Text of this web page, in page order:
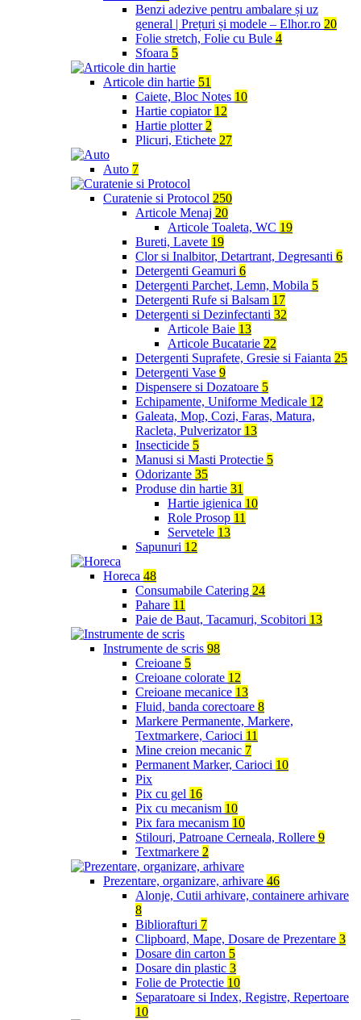
Benzi adezive pentru ambalare și uz
general | Prețuri și modele – Elhor.ro 20
Folie stretch, Folie cu Bule 4
Sfoara 5
Articole din hartie 51
Caiete, Bloc Notes 10
Hartie copiator 12
Hartie plotter 2
Plicuri, Etichete 27
Auto 7
Curatenie si Protocol 250
Articole Menaj 20
Articole Toaleta, WC 19
Bureti, Lavete 19
Clor si Inalbitor, Detartrant, Degresanti 6
Detergenti Geamuri 6
Detergenti Parchet, Lemn, Mobila 5
Detergenti Rufe si Balsam 17
Detergenti si Dezinfectanti 32
Articole Baie 13
Articole Bucatarie 22
Detergenti Suprafete, Gresie si Faianta 25
Detergenti Vase 9
Dispensere si Dozatoare 5
Echipamente, Uniforme Medicale 12
Galeata, Mop, Cozi, Faras, Matura,
Racleta, Pulverizator 13
Insecticide 5
Manusi si Masti Protectie 5
Odorizante 35
Produse din hartie 31
Hartie igienica 10
Role Prosop 11
Servetele 13
Sapunuri 12
Horeca 48
Consumabile Catering 24
Pahare 11
Paie de Baut, Tacamuri, Scobitori 13
Instrumente de scris 98
Creioane 5
Creioane colorate 12
Creioane mecanice 13
Fluid, banda corectoare 8
Markere Permanente, Markere,
Textmarkere, Carioci 11
Mine creion mecanic 7
Permanent Marker, Carioci 10
Pix
Pix cu gel 16
Pix cu mecanism 10
Pix fara mecanism 10
Stilouri, Patroane Cerneala, Rollere 9
Textmarkere 2
Prezentare, organizare, arhivare 46
Alonje, Cutii arhivare, containere arhivare
8
Bibliorafturi 7
Clipboard, Mape, Dosare de Prezentare 3
Dosare din carton 5
Dosare din plastic 3
Folie de Protectie 10
Separatoare si Index, Registre, Repertoare
10